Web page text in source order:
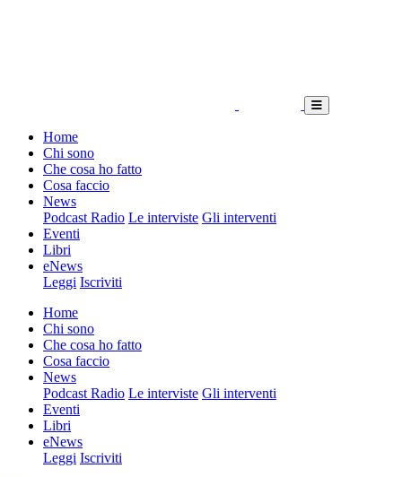
Home
Chi sono
Che cosa ho fatto
Cosa faccio
News
Podcast Radio Le interviste Gli interventi
Eventi
Libri
eNews
Leggi Iscriviti
Home
Chi sono
Che cosa ho fatto
Cosa faccio
News
Podcast Radio Le interviste Gli interventi
Eventi
Libri
eNews
Leggi Iscriviti